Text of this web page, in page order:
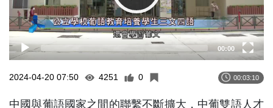
00:00
2024-04-20 07:50 4251 0 00:03:10
中國與葡語國家之間的聯繫不斷擴大，中葡雙語人才